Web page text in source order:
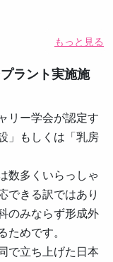
もっと見る
ラント実施施
リー学会が認定す
」もしくは「乳房
数多くいらっしゃ
できる訳ではあり
のみならず形成外
めです。
で立ち上げた日本